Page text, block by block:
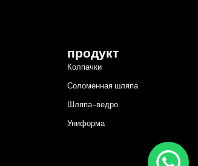
продукт
Колпачки
Соломенная шляпа
Шляпа-ведро
Униформа